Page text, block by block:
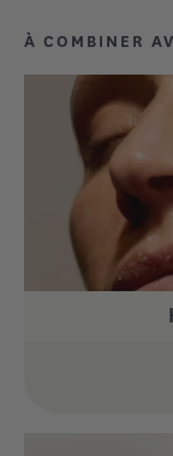
À COMBINER